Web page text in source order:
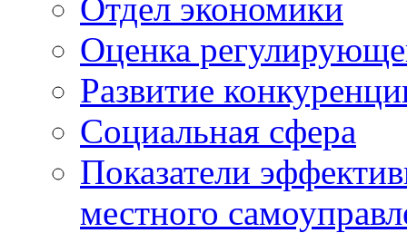
Отдел экономики
Оценка
Развитие
Социальная сфера
Показатели
местного